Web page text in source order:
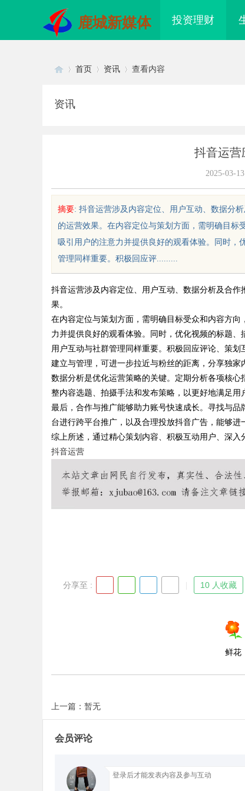
鹿城新媒体 投资理财
sc
uz
ar
首页 资讯 查看内容
资讯
抖音运营
2025-03-13
摘要: 抖音运营涉及内容定位、用户互动、数据分
的运营效果。在内容定位与策划方面，需明确目标
吸引用户的注意力并提供良好的观看体验。同时，
管理同样重要。积极回应评.........
抖音运营涉及内容定位、用户互动、数据分析及合
果。
在内容定位与策划方面，需明确目标受众和内容方
力并提供良好的观看体验。同时，优化视频的标题、
用户互动与社群管理同样重要。积极回应评论、策
建立与管理，可进一步拉近与粉丝的距离，分享独家
数据分析是优化运营策略的关键。定期分析各项核
整内容选题、拍摄手法和发布策略，以更好地满足用
最后，合作与推广能够助力账号快速成长。寻找与
台进行跨平台推广，以及合理投放抖音广告，能够进
综上所述，通过精心策划内容、积极互动用户、深入
抖音运营
分享至 : 10 人收藏
鲜花
上一篇：暂无
会员评论
AC 国际医疗实验室，标准化研
略利器解析